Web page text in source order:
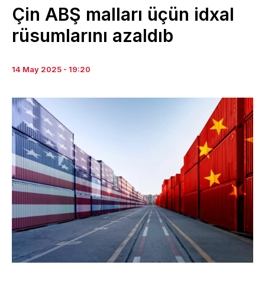
Çin ABŞ malları üçün idxal
rüsumlarını azaldıb
14 May 2025 - 19:20